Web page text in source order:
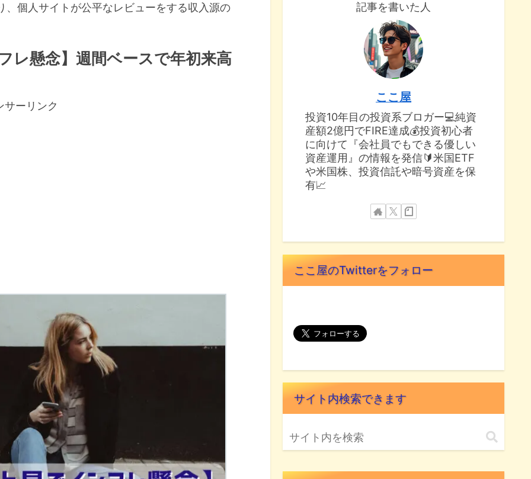
個人サイトが公平なレビューをする収入源の
レ懸念】週間ベースで年初来高
サーリンク
記事を書いた人
ここ屋
投資10年目の投資系ブロガー💻純資
産額2億円でFIRE達成💰投資初心者
に向けて『会社員でもできる優しい
資産運用』の情報を発信🔰米国ETF
や米国株、投資信託や暗号資産を保
有📈
ここ屋のTwitterをフォロー
サイト内検索できます